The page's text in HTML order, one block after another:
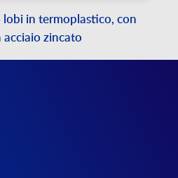
in termoplastico, con
acciaio zincato